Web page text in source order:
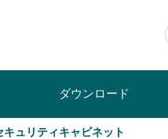
ダウンロード
キュリティキャビネット